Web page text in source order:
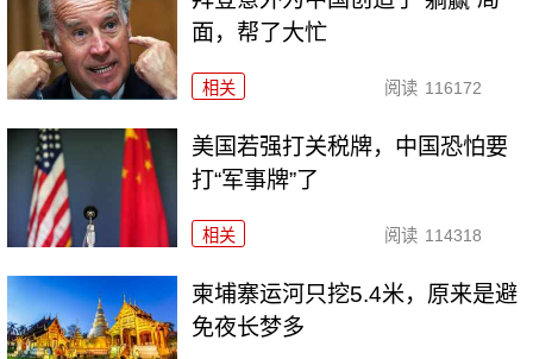
面，帮了大忙
相关 阅读 116172
美国若强打关税牌，中国恐怕要
打“军事牌”了
相关 阅读 114318
柬埔寨运河只挖5.4米，原来是避
免夜长梦多